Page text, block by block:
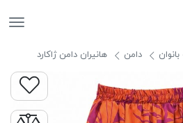
دامن هانیران دامن ژاکارد